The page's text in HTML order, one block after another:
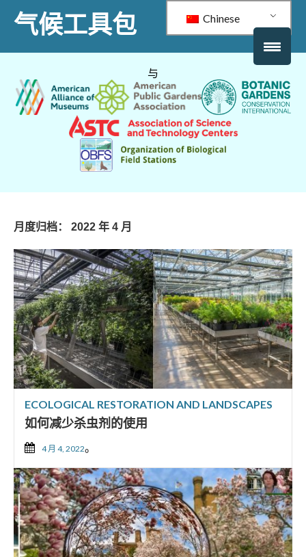
气候工具包 Chinese
与
月度归档： 2022 年 4 月
ECOLOGICAL RESTORATION AND LANDSCAPES
如何减少杀虫剂的使用
4 月 4, 2022。